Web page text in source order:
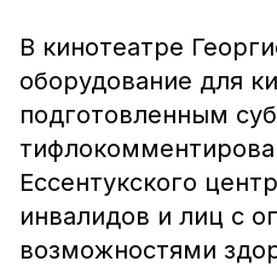
В кинотеатре
оборудование для
подготовленным
Ессентукского
инвалидов и лиц с
возможностями